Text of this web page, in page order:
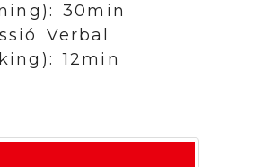
30min
Verbal
12min